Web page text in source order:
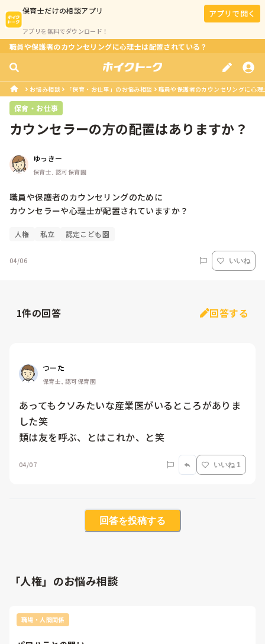
保育士だけの相談アプリ
アプリを無料でダウンロード！
アプリで開く
職員や保護者のカウンセリングに心理士は配置されている？
お悩み相談 「保育・お仕事」のお悩み相談 職員や保護者のカウンセリングに心
保育・お仕事
カウンセラーの方の配置はありますか？
ゆっきー
保育士, 認可保育園
職員や保護者のカウンセリングのために
人権 私立 認定こども園
04/06 いいね
1件の回答 回答する
つーた
保育士, 認可保育園
あってもクソみたいな産業医がいるところがありま
した笑
類は友を呼ぶ、とはこれか、と笑
04/07 いいね 1
回答を投稿する
「人権」のお悩み相談
職場・人間関係